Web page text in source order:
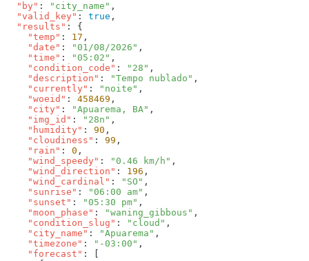
  "by"
: "city_name"
  "valid_key"
: true
  "results"
    "temp"
: 17
    "date"
: "01/08/2026"
    "time"
: "05:02"
    "condition_code"
: "28"
    "description"
: "Tempo nublado"
    "currently"
: "noite"
    "woeid"
: 458469
    "city"
: "Apuarema, BA"
    "img_id"
: "28n"
    "humidity"
: 90
    "cloudiness"
: 99
    "rain"
: 0
    "wind_speedy"
: "0.46 km/h"
    "wind_direction"
: 196
    "wind_cardinal"
: "SO"
    "sunrise"
: "06:00 am"
    "sunset"
: "05:30 pm"
    "moon_phase"
: "waning_gibbous"
    "condition_slug"
: "cloud"
    "city_name"
: "Apuarema"
    "timezone"
: "-03:00"
    "forecast"